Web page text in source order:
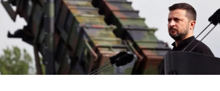
Accedi
Feed dei contenuti
Feed dei commenti
WordPress.org